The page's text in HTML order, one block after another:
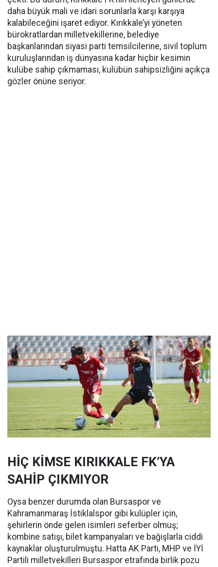
daha büyük mali ve idari sorunlarla karşı karşıya
kalabileceğini işaret ediyor. Kırıkkale’yi yöneten
bürokratlardan milletvekillerine, belediye
başkanlarından siyasi parti temsilcilerine, sivil toplum
kuruluşlarından iş dünyasına kadar hiçbir kesimin
kulübe sahip çıkmaması, kulübün sahipsizliğini açıkça
gözler önüne seriyor.
HİÇ KİMSE KIRIKKALE FK’YA
SAHİP ÇIKMIYOR
Oysa benzer durumda olan Bursaspor ve
Kahramanmaraş İstiklalspor gibi kulüpler için,
şehirlerin önde gelen isimleri seferber olmuş;
kombine satışı, bilet kampanyaları ve bağışlarla ciddi
kaynaklar oluşturulmuştu. Hatta AK Parti, MHP ve İYİ
Partili milletvekilleri Bursaspor etrafında birlik pozu